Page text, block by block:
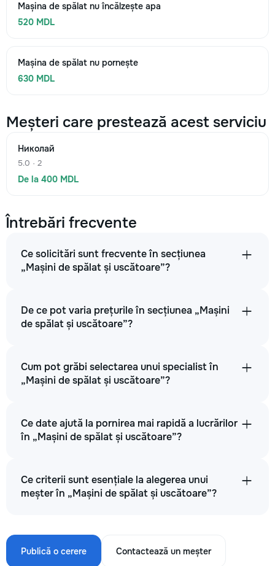
Mașina de spălat nu încălzește apa
520 MDL
Mașina de spălat nu pornește
630 MDL
Meșteri care prestează acest serviciu
Николай
5.0 · 2
De la 400 MDL
Întrebări frecvente
Ce solicitări sunt frecvente în secțiunea
„Mașini de spălat și uscătoare”?
De ce pot varia prețurile în secțiunea „Mașini
de spălat și uscătoare”?
Cum pot grăbi selectarea unui specialist în
„Mașini de spălat și uscătoare”?
Ce date ajută la pornirea mai rapidă a lucrărilor
în „Mașini de spălat și uscătoare”?
Ce criterii sunt esențiale la alegerea unui
meșter în „Mașini de spălat și uscătoare”?
Publică o cerere Contactează un meșter